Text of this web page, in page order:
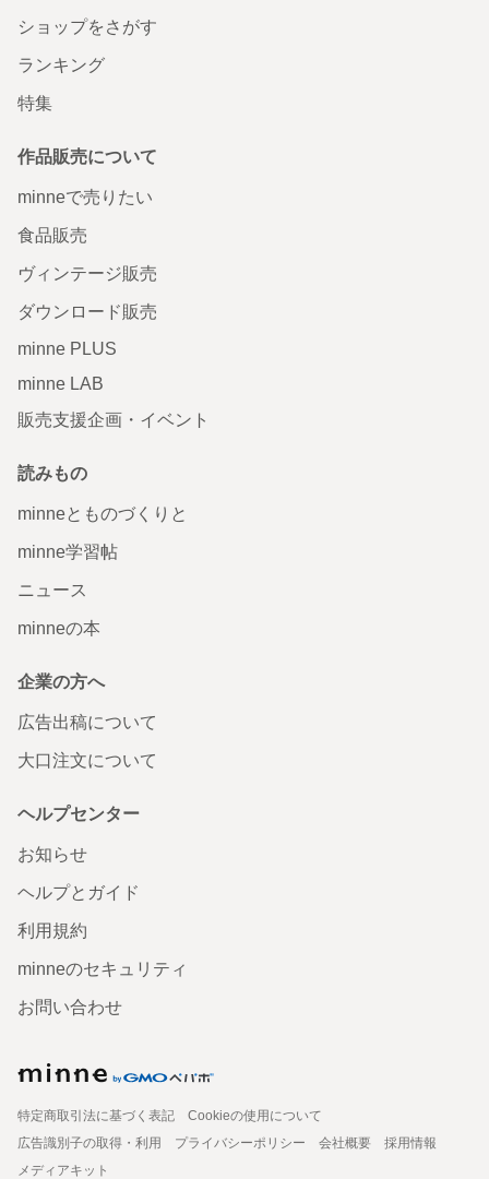
ショップをさがす
ランキング
特集
作品販売について
minneで売りたい
食品販売
ヴィンテージ販売
ダウンロード販売
minne PLUS
minne LAB
販売支援企画・イベント
読みもの
minneとものづくりと
minne学習帖
ニュース
minneの本
企業の方へ
広告出稿について
大口注文について
ヘルプセンター
お知らせ
ヘルプとガイド
利用規約
minneのセキュリティ
お問い合わせ
特定商取引法に基づく表記
Cookieの使用について
広告識別子の取得・利用
プライバシーポリシー 会社概要
採用情報
メディアキット